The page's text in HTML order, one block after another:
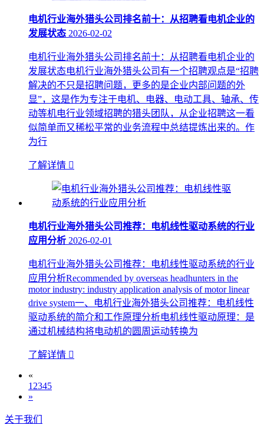
电机行业海外猎头公司排名前十：从招聘看电机企业的
发展状态 2026-02-02
电机行业海外猎头公司排名前十：从招聘看电机企业的
发展状态电机行业海外猎头公司有一个招聘观点是“招聘
解决的不只是招聘问题，更多的是企业内部问题的外
显”，这是作为专注于电机、电器、电动工具、轴承、传
动等机电行业领域招聘的猎头团队，从企业招聘这一看
似简单而又稀松平常的业务流程中总结提炼出来的。作
为行
了解详情 
电机行业海外猎头公司推荐：电机线性驱动系统的行业
应用分析 2026-02-01
电机行业海外猎头公司推荐：电机线性驱动系统的行业
应用分析Recommended by overseas headhunters in the
motor industry: industry application analysis of motor linear
drive system一、电机行业海外猎头公司推荐：电机线性
驱动系统的简介和工作原理分析电机线性驱动原理：是
通过机械结构将电动机的圆周运动转换为
了解详情 
«
1 2345
»
关于我们